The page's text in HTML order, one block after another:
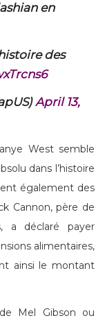
en
des
April 13,
West semble
dans l’histoire
également des
Cannon, père de
a déclaré payer
alimentaires,
ainsi le montant
Mel Gibson ou